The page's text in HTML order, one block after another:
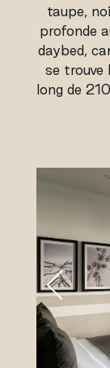
taupe,
profonde
daybed,
se trouve
long de